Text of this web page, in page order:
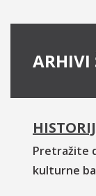
ARHIVI
Pretražite
kulturne